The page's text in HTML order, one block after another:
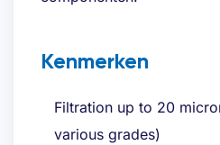
Kenmerken
Filtration up to 20
various grades)
Desired quote(Required)